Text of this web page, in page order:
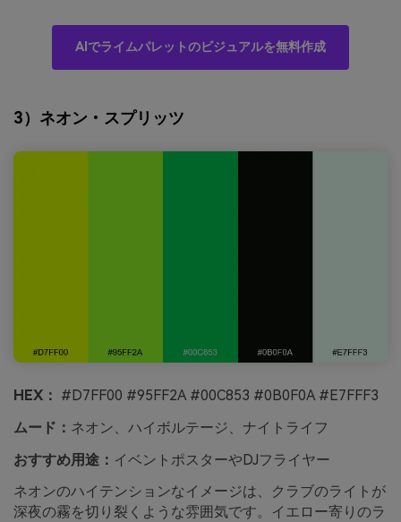
AIでライムパレットのビジュアルを無料作成
3）ネオン・スプリッツ
HEX： #D7FF00 #95FF2A #00C853 #0B0F0A #E7FFF3
ムード： ネオン、ハイボルテージ、ナイトライフ
おすすめ用途： イベントポスターやDJフライヤー
ネオンのハイテンションなイメージは、クラブのライトが
深夜の霧を切り裂くような雰囲気です。イエロー寄りのラ